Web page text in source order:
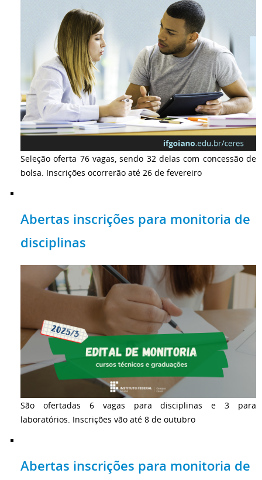
Seleção oferta 76 vagas, sendo 32 delas com concessão de
bolsa. Inscrições ocorrerão até 26 de fevereiro
Abertas inscrições para monitoria de
disciplinas
São ofertadas 6 vagas para disciplinas e 3 para
laboratórios. Inscrições vão até 8 de outubro
Abertas inscrições para monitoria de